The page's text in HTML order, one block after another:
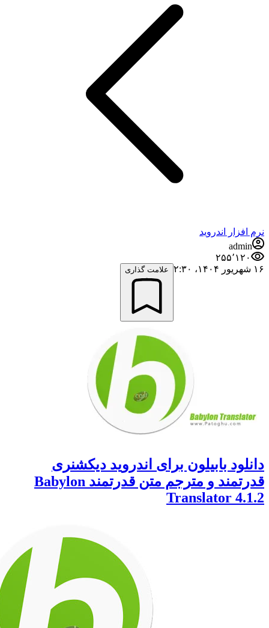
اندروید
علامت گذاری
بابیلون برای اندروید دیکشنری
قدرتمند و مترجم متن قدرتمند Babylon
Translator